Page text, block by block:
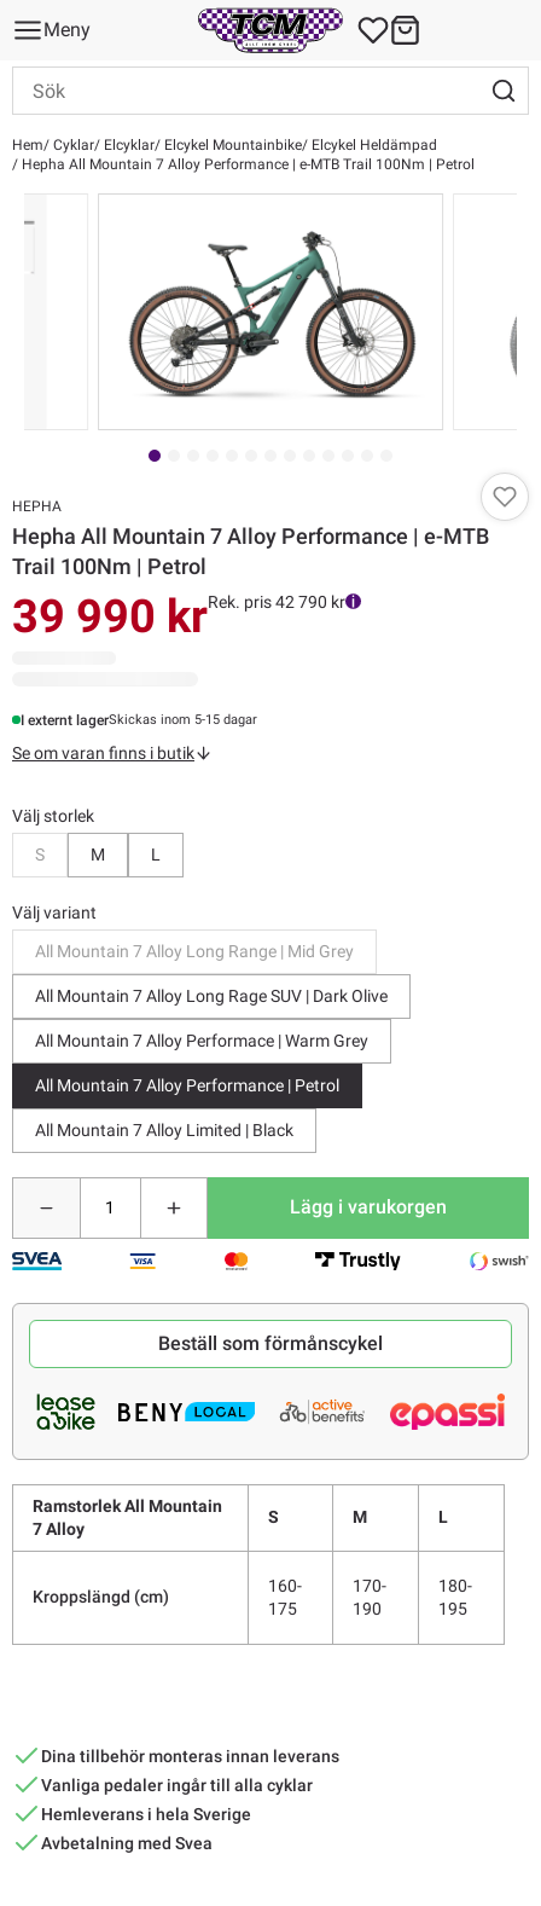
Meny
Hem Cyklar Elcyklar Elcykel Mountainbike
Elcykel Heldämpad
Hepha All Mountain 7 Alloy Performance | e-MTB Trail 100Nm | Petrol
HEPHA
Hepha All Mountain 7 Alloy Performance | e-MTB
Trail 100Nm | Petrol
39 990 krRek. pris 42 790 kr
I externt lagerSkickas inom 5-15 dagar
Se om varan finns i butik
Välj storlek
S
M L
Välj variant
All Mountain 7 Alloy Long Range | Mid Grey
All Mountain 7 Alloy Long Rage SUV | Dark Olive
All Mountain 7 Alloy Performace | Warm Grey
All Mountain 7 Alloy Performance | Petrol
All Mountain 7 Alloy Limited | Black
Lägg i varukorgen
Beställ som förmånscykel
Ramstorlek All Mountain
7 Alloy
S M L
Kroppslängd (cm)
160-
175
170-
190
180-
195
Dina tillbehör monteras innan leverans
Vanliga pedaler ingår till alla cyklar
Hemleverans i hela Sverige
Avbetalning med Svea